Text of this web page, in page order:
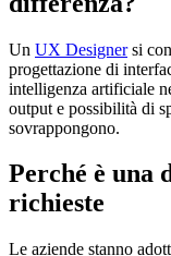
Un UX Designersi
progettazione di
intelligenza artificiale
output e possibilità di
sovrappongono.
Perché è una
richieste
Le aziende stanno